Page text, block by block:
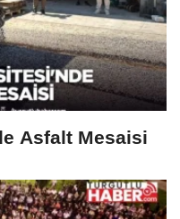
Asfalt Mesaisi